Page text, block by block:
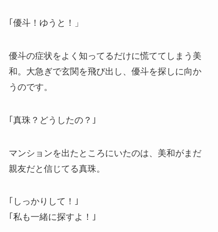
｢優斗！ゆうと！」
優斗の症状をよく知ってるだけに慌ててしまう美
和。大急ぎで玄関を飛び出し、優斗を探しに向か
うのです。
｢真珠？どうしたの？｣
マンションを出たところにいたのは、美和がまだ
親友だと信じてる真珠。
｢しっかりして！｣
｢私も一緒に探すよ！｣